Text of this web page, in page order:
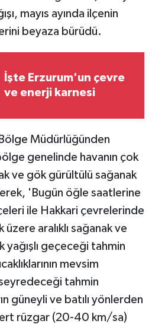
mayıs ayında ilçenin
beyaza bürüdü.
İşte Erzurum'un çevre
ve enerji karnesi
Müdürlüğünden
genelinde havanın çok
ve gök gürültülü sağanak
'Bugün öğle saatlerine
ile Hakkari çevrelerinde
aralıklı sağanak ve
yağışlı geçeceği tahmin
mevsim
tahmin
güneyli ve batılı yönlerden
rüzgar (20-40 km/sa)